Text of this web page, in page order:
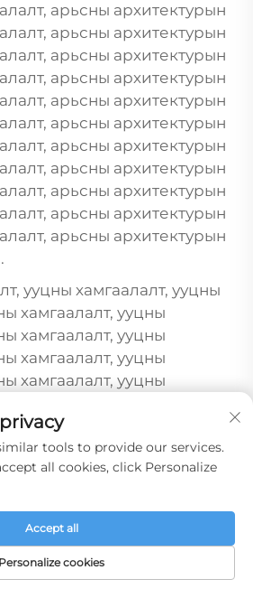
арьсны архитектурын
арьсны архитектурын
арьсны архитектурын
арьсны архитектурын
арьсны архитектурын
арьсны архитектурын
арьсны архитектурын
арьсны архитектурын
арьсны архитектурын
арьсны архитектурын
арьсны архитектурын
ууцны хамгаалалт, ууцны
хамгаалалт, ууцны
хамгаалалт, ууцны
хамгаалалт, ууцны
хамгаалалт, ууцны
хамгаалалт, ууцны
хамгаалалт, ууцны
хамгаалалт, ууцны
хамгаалалт, ууцны
хамгаалалт, ууцны
хамгаалалт, ууцны
хамгаалалт, ууцны
хамгаалалт, ууцны
tools to provide our services.
all cookies, click Personalize
Personalize cookies
Accept all